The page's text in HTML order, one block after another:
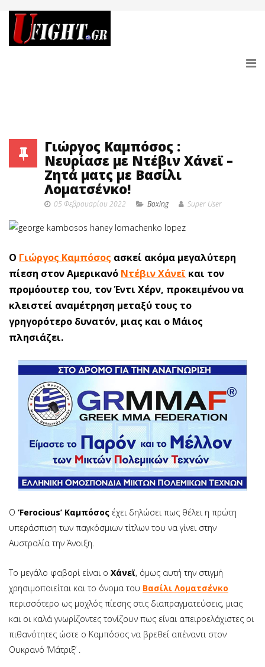
Γιώργος Καμπόσος :
Νευρίασε με Ντέβιν Χάνεϊ –
Ζητά ματς με Βασίλι
Λοματσένκο!
05 Φεβρουαρίου 2022 Boxing Super User
Ο Γιώργος Καμπόσος ασκεί ακόμα μεγαλύτερη
πίεση στον Αμερικανό Ντέβιν Χάνεϊ και τον
προμόουτερ του, τον Έντι Χέρν, προκειμένου να
κλειστεί αναμέτρηση μεταξύ τους το
γρηγορότερο δυνατόν, μιας και ο Μάιος
πλησιάζει.
Ο ‘Ferocious’ Καμπόσος έχει δηλώσει πως θέλει η πρώτη
υπεράσπιση των παγκόσμιων τίτλων του να γίνει στην
Αυστραλία την Άνοιξη.
Το μεγάλο φαβορί είναι ο Χάνεϊ, όμως αυτή την στιγμή
χρησιμοποιείται και το όνομα του Βασίλι Λοματσένκο
περισσότερο ως μοχλός πίεσης στις διαπραγματεύσεις, μιας
και οι καλά γνωρίζοντες τονίζουν πως είναι απειροελάχιστες οι
πιθανότητες ώστε ο Καμπόσος να βρεθεί απέναντι στον
Ουκρανό ‘Μάτριξ’ .